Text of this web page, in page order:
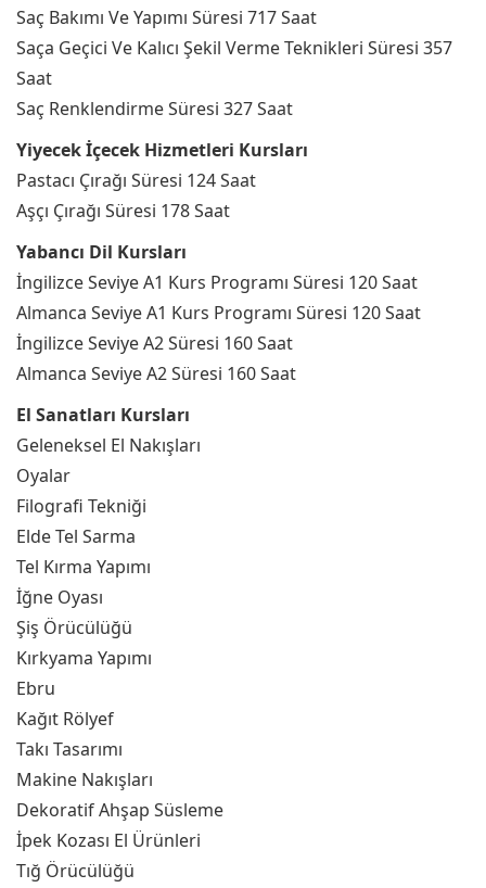
Saç Bakımı Ve Yapımı Süresi 717 Saat
Saça Geçici Ve Kalıcı Şekil Verme Teknikleri Süresi 357
Saat
Saç Renklendirme Süresi 327 Saat
Yiyecek İçecek Hizmetleri Kursları
Pastacı Çırağı Süresi 124 Saat
Aşçı Çırağı Süresi 178 Saat
Yabancı Dil Kursları
İngilizce Seviye A1 Kurs Programı Süresi 120 Saat
Almanca Seviye A1 Kurs Programı Süresi 120 Saat
İngilizce Seviye A2 Süresi 160 Saat
Almanca Seviye A2 Süresi 160 Saat
El Sanatları Kursları
Geleneksel El Nakışları
Oyalar
Filografi Tekniği
Elde Tel Sarma
Tel Kırma Yapımı
İğne Oyası
Şiş Örücülüğü
Kırkyama Yapımı
Ebru
Kağıt Rölyef
Takı Tasarımı
Makine Nakışları
Dekoratif Ahşap Süsleme
İpek Kozası El Ürünleri
Tığ Örücülüğü